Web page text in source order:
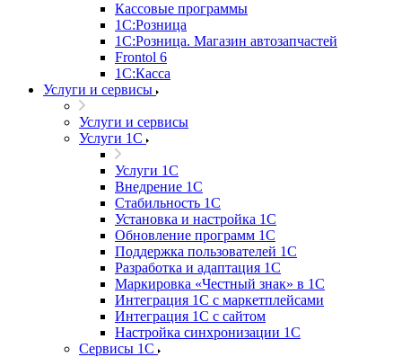
Кассовые программы
1С:Розница
1С:Розница. Магазин автозапчастей
Frontol 6
1С:Касса
Услуги и сервисы
Услуги и сервисы
Услуги 1С
Услуги 1С
Внедрение 1С
Стабильность 1С
Установка и настройка 1С
Обновление программ 1С
Поддержка пользователей 1С
Разработка и адаптация 1С
Маркировка «Честный знак» в 1С
Интеграция 1С с маркетплейсами
Интеграция 1С с сайтом
Настройка синхронизации 1С
Сервисы 1С